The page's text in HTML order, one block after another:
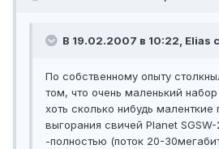
В 19.02.2007 в 10:22, Elias
По собственному опыту
том, что очень маленький
хоть сколько нибудь маленткие
выгорания свичей Planet
-полностью (поток 20-